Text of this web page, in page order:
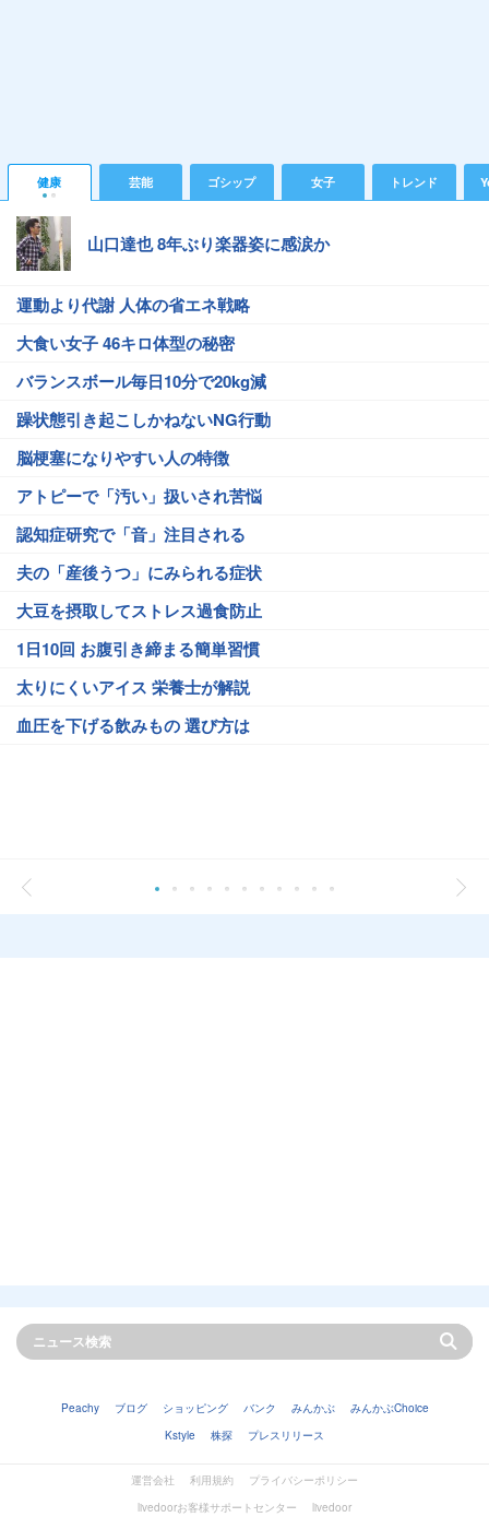
健康 芸能 ゴシップ 女子 トレンド
山口達也 8年ぶり楽器姿に感涙か
運動より代謝 人体の省エネ戦略
大食い女子 46キロ体型の秘密
バランスボール毎日10分で20kg減
躁状態引き起こしかねないNG行動
脳梗塞になりやすい人の特徴
アトピーで「汚い」扱いされ苦悩
認知症研究で「音」注目される
夫の「産後うつ」にみられる症状
大豆を摂取してストレス過食防止
1日10回 お腹引き締まる簡単習慣
太りにくいアイス 栄養士が解説
血圧を下げる飲みもの 選び方は
Peachy ブログ ショッピング バンク みんかぶ
みんかぶChoice
Kstyle
株探 プレスリリース
運営会社 利用規約
プライバシーポリシー
livedoorお客様サポートセンター
livedoor